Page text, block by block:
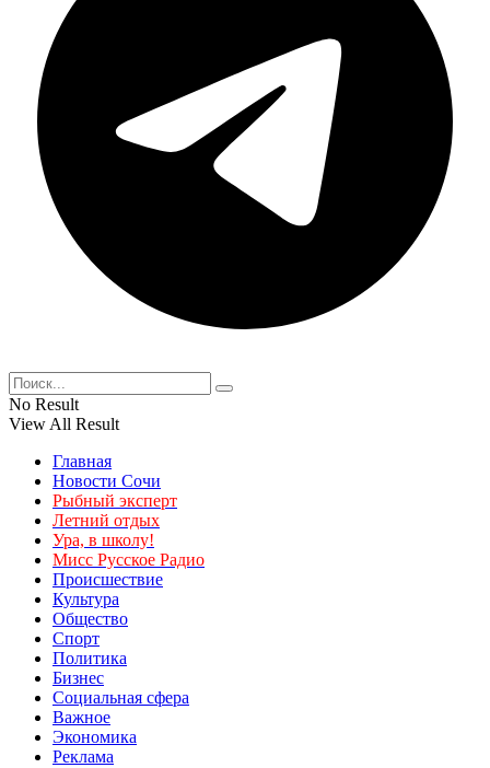
No Result
View All Result
Главная
Новости Сочи
Рыбный эксперт
Летний отдых
Ура, в школу!
Мисс Русское Радио
Происшествие
Культура
Общество
Спорт
Политика
Бизнес
Социальная сфера
Важное
Экономика
Реклама